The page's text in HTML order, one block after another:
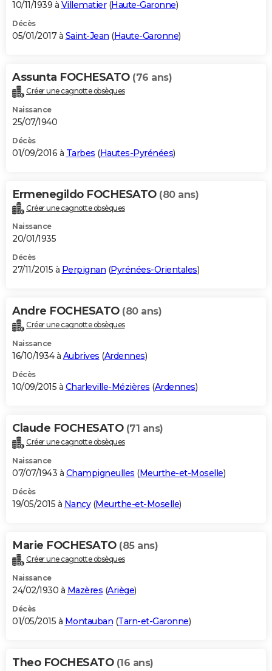
10/11/1939 à Villematier(Haute-Garonne)
Décès
05/01/2017 à Saint-Jean (Haute-Garonne)
Assunta FOCHESATO (76 ans)
Créer une cagnotte obsèques
Naissance
25/07/1940
Décès
01/09/2016 à Tarbes (Hautes-Pyrénées)
Ermenegildo FOCHESATO (80 ans)
Créer une cagnotte obsèques
Naissance
20/01/1935
Décès
27/11/2015 à Perpignan (Pyrénées-Orientales)
Andre FOCHESATO (80 ans)
Créer une cagnotte obsèques
Naissance
16/10/1934 à Aubrives (Ardennes)
Décès
10/09/2015 à Charleville-Mézières (Ardennes)
Claude FOCHESATO (71 ans)
Créer une cagnotte obsèques
Naissance
07/07/1943 à Champigneulles (Meurthe-et-Moselle)
Décès
19/05/2015 à Nancy(Meurthe-et-Moselle)
Marie FOCHESATO (85 ans)
Créer une cagnotte obsèques
Naissance
24/02/1930 à Mazères (Ariège)
Décès
01/05/2015 à Montauban (Tarn-et-Garonne)
Theo FOCHESATO (16 ans)